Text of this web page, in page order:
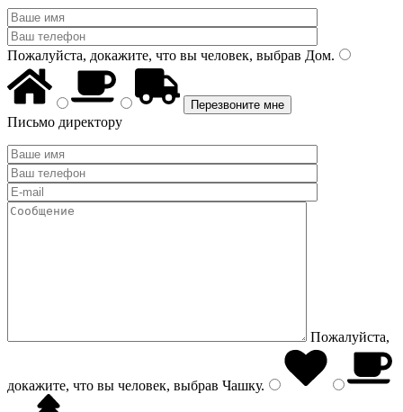
Пожалуйста, докажите, что вы человек, выбрав Дом.
Письмо директору
Пожалуйста,
докажите, что вы человек, выбрав Чашку.